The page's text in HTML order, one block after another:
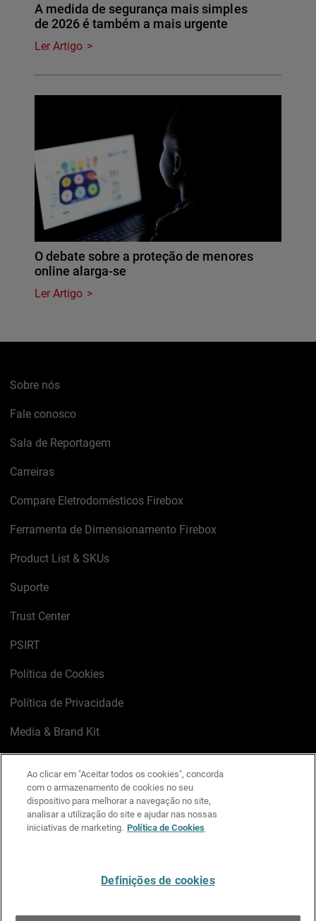
A medida de segurança mais simples
de 2026 é também a mais urgente
Ler Artigo
O debate sobre a proteção de menores
online alarga-se
Ler Artigo
Sobre nós
Fale conosco
Sala de Reportagem
Carreiras
Compare Eletrodomésticos Firebox
Ferramenta de Dimensionamento Firebox
Product List & SKUs
Suporte
Trust Center
PSIRT
Política de Cookies
Política de Privacidade
Media & Brand Kit
LinkedIn
X FacebookInstagram
YouTube
Ao clicar em "Aceitar todos os cookies", concorda
com o armazenamento de cookies no seu
dispositivo para melhorar a navegação no site,
analisar a utilização do site e ajudar nas nossas
iniciativas de marketing. Política de Cookies
Definições de cookies